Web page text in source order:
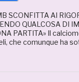
SCONFITTA AI
QUALCOSA DI
PARTITA» Il
che comunque ha